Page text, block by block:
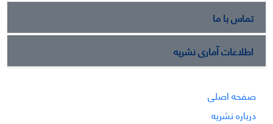
تماس با ما
اطلاعات آماری نشریه
صفحه اصلی
درباره نشریه